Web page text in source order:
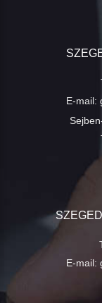
E-mail:
E-mail: